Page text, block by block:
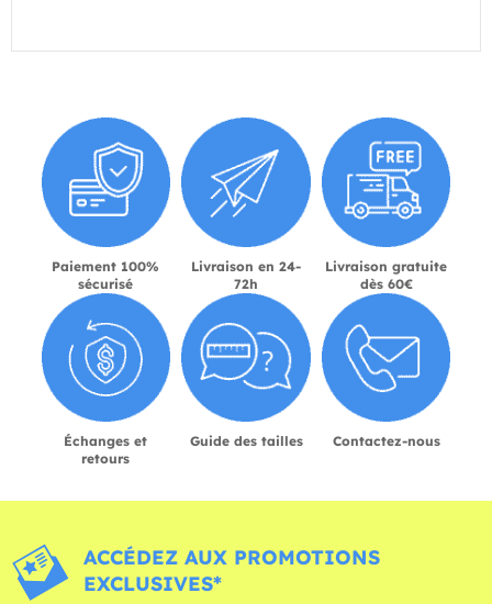
Paiement 100%
sécurisé
Livraison en 24-
72h
Livraison gratuite
dès 60€
Échanges et
retours
Guide des tailles Contactez-nous
ACCÉDEZ AUX PROMOTIONS
EXCLUSIVES*